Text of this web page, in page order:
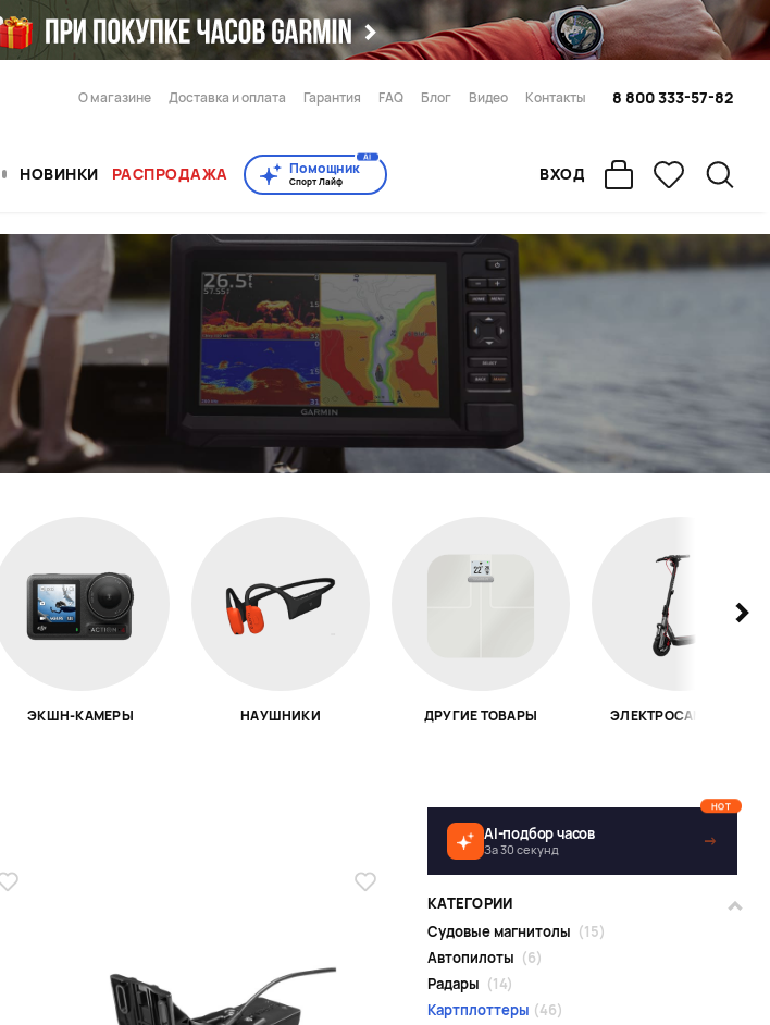
О магазине Доставка и оплата Гарантия FAQ Блог Видео Контакты 8 800 333-57-82
НОВИНКИ РАСПРОДАЖА Помощник
Спорт Лайф
AI
ВХОД
ЭКШН-КАМЕРЫ НАУШНИКИ ДРУГИЕ ТОВАРЫ ЭЛЕКТРОСАМОКАТЫ
AI-подбор часов
За 30 секунд →
HOT
КАТЕГОРИИ
Судовые магнитолы (15)
Автопилоты (6)
Радары (14)
Картплоттеры (46)